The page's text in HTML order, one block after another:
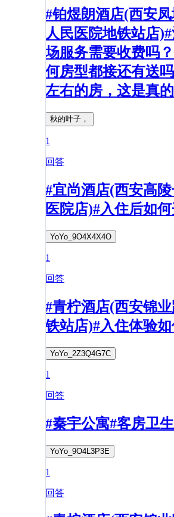
#铂煜朗酒店(西安
人民医院地铁站店
场服务需要收费吗
何房型都接还有送
左右的房，这是真
秋的叶子，
1
回答
#宜尚酒店(西安高
医院店)#入住后如
YoYo_9O4X4X4O
1
回答
#青柠酒店(西安锦
铁站店)#入住体验
YoYo_2Z3Q4G7C
1
回答
#秦宇公寓#客房卫
YoYo_9O4L3P3E
1
回答